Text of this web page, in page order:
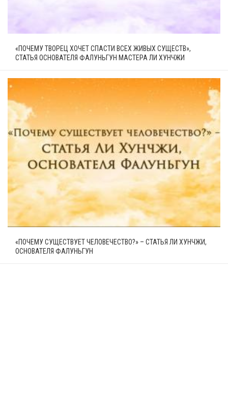
«ПОЧЕМУ ТВОРЕЦ ХОЧЕТ СПАСТИ ВСЕХ ЖИВЫХ СУЩЕСТВ»,
СТАТЬЯ ОСНОВАТЕЛЯ ФАЛУНЬГУН МАСТЕРА ЛИ ХУНЧЖИ
«ПОЧЕМУ СУЩЕСТВУЕТ ЧЕЛОВЕЧЕСТВО?» – СТАТЬЯ ЛИ ХУНЧЖИ,
ОСНОВАТЕЛЯ ФАЛУНЬГУН